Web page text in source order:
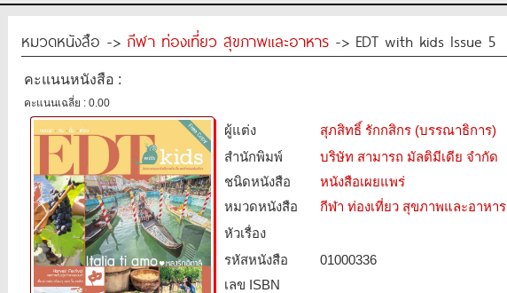
หมวดหนังสือ -> กีฬา ท่องเที่ยว สุขภาพและอาหาร -> EDT with kids Issue 5
คะแนนหนังสือ :
คะแนนเฉลี่ย : 0.00
ผู้แต่ง
สุภสิทธิ์ รักกสิกร (บรรณาธิการ)
สำนักพิมพ์
บริษัท สามารถ มัลติมีเดีย จำกัด
ชนิดหนังสือ­
หนังสือเผยแพร่
หมวดหนังสือ­
กีฬา ท่องเที่ยว สุขภาพและอาหาร
หัวเรื่อง
รหัสหนังสือ­
01000336
เลข ISBN